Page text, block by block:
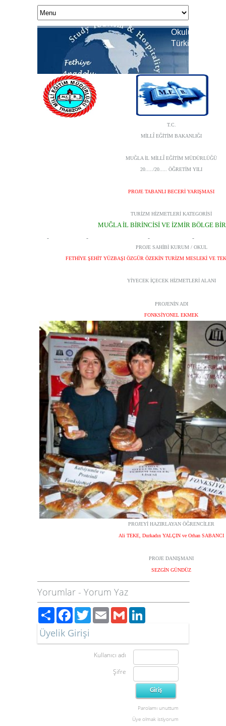
Okulumuz
Türkiye
T.C.
MİLLÎ EĞİTİM BAKANLIĞI
MUĞLA İL MİLLÎ EĞİTİM MÜDÜRLÜĞÜ
20..... /20..... ÖĞRETİM YILI
PROJE TABANLI BECERİ YARIŞMASI
TURİZM HİZMETLERİ KATEGORİSİ
MUĞLA İL BİRİNCİSİ VE İZMİR BÖLGE
PROJE SAHİBİ KURUM / OKUL
FETHİYE ŞEHİT YÜZBAŞI ÖZGÜR ÖZEKİN TURİZM MESLEKİ VE
YİYECEK İÇECEK HİZMETLERİ ALANI
PROJENİN ADI
FONKSİYONEL EKMEK
PROJEYİ HAZIRLAYAN ÖĞRENCİLER
Ali TEKE, Durkadın YALÇIN ve Orhan SABANCI
PROJE DANIŞMANI
SEZGİN GÜNDÜZ
Yorumlar - Yorum Yaz
PaylaşFacebook
TwitterEmailGmail
Üyelik Girişi
Kullanıcı adı
Şifre
Parolamı unuttum
Üye olmak istiyorum